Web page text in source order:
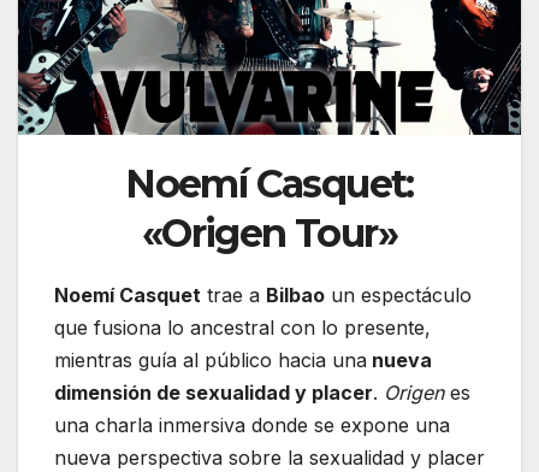
Noemí Casquet:
«Origen Tour»
Noemí Casquet trae a Bilbao un espectáculo
que fusiona lo ancestral con lo presente,
mientras guía al público hacia una nueva
dimensión de sexualidad y placer. Origenes
una charla inmersiva donde se expone una
nueva perspectiva sobre la sexualidad y placer